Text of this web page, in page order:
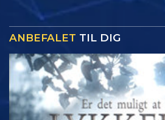
ANBEFALET TIL DIG